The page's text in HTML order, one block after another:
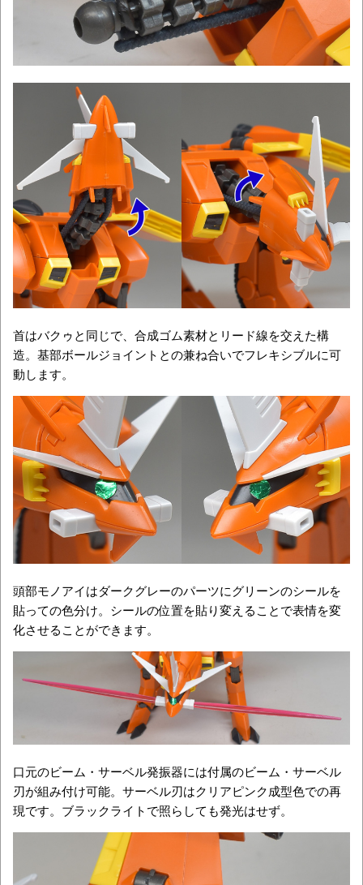
首はバクゥと同じで、合成ゴム素材とリード線を交えた構
造。基部ボールジョイントとの兼ね合いでフレキシブルに可
動します。
頭部モノアイはダークグレーのパーツにグリーンのシールを
貼っての色分け。シールの位置を貼り変えることで表情を変
化させることができます。
口元のビーム・サーベル発振器には付属のビーム・サーベル
刃が組み付け可能。サーベル刃はクリアピンク成型色での再
現です。ブラックライトで照らしても発光はせず。